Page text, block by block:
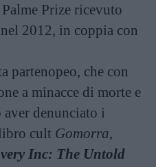
Prize ricevuto
2012, in coppia con
partenopeo, che con
a minacce di morte e
denunciato i
cult Gomorra,
Inc: The Untold